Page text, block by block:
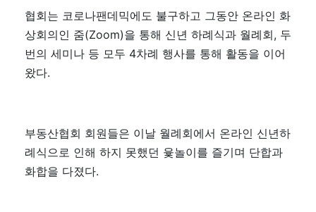
협회는 코로나팬데믹에도 불구하고 그동안 온라인 화
상회의인 줌(Zoom)을 통해 신년 하례식과 월례회, 두
번의 세미나 등 모두 4차례 행사를 통해 활동을 이어
왔다.
부동산협회 회원들은 이날 월례회에서 온라인 신년하
례식으로 인해 하지 못했던 윷놀이를 즐기며 단합과
화합을 다졌다.